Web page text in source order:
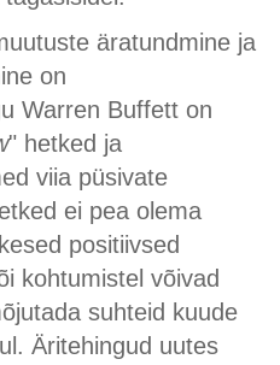
äratundmine ja
on
Warren Buffett on
" hetked ja
viia püsivate
ei pea olema
positiivsed
kohtumistel võivad
suhteid kuude
Äritehingud uutes